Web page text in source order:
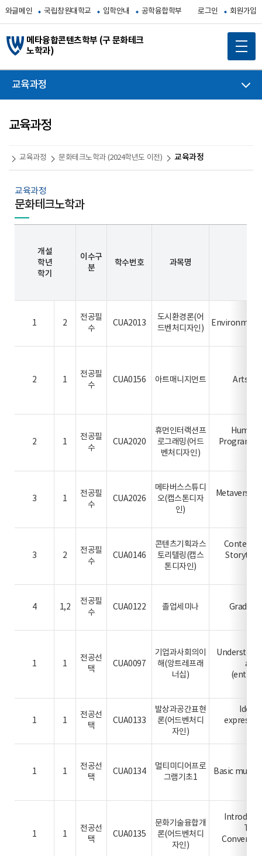
와글메인 국립창원대학교 입학안내 공학융합학부 로그인 회원가입
메타융합콘텐츠학부 (구 문화테크
노학과)
교육과정
교육과정
교육과정 문화테크노학과 (2024학년도 이전) 교육과정
교육과정
문화테크노학과
개설
학년
학기
이수구
분
학수번호 과목명
1 2
전공필
수
CUA2013
도시환경론(어
드벤처디자인)
2 1
전공필
수
CUA0156 아트매니지먼트 Arts
2 1
전공필
수
CUA2020
휴먼인터랙션프
로그래밍(어드
벤처디자인)
Human
3 1
전공필
수
CUA2026
메타버스스튜디
오(캡스톤디자
인)
Metaverse
3 2
전공필
수
CUA0146
콘텐츠기획과스
토리텔링(캡스
톤디자인)
Contents
4 1,2
전공필
수
CUA0122 졸업세미나
1 1
전공선
택
CUA0097
기업과사회의이
해(앙트레프래
너십)
and
1 1
전공선
택
CUA0133
발상과공간표현
론(어드벤처디
자인)
Idea
1 1
전공선
택
CUA0134
멀티미디어프로
그램기초1
Basic
1 1
전공선
택
CUA0135
문화기술융합개
론(어드벤처디
자인)